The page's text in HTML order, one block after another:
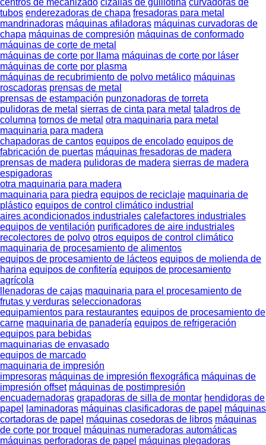
tubos enderezadoras de chapa fresadoras para metal
mandrinadoras máquinas afiladoras máquinas curvadoras de
chapa máquinas de compresión máquinas de conformado
máquinas de corte de metal
máquinas de corte por llama máquinas de corte por láser
máquinas de corte por plasma
máquinas de recubrimiento de polvo metálico máquinas
roscadoras prensas de metal
prensas de estampación punzonadoras de torreta
pulidoras de metal sierras de cinta para metal taladros de
columna tornos de metal otra maquinaria para metal
maquinaria para madera
chapadoras de cantos equipos de encolado equipos de
fabricación de puertas máquinas fresadoras de madera
prensas de madera pulidoras de madera sierras de madera
espigadoras
otra maquinaria para madera
maquinaria para piedra equipos de reciclaje maquinaria de
plástico equipos de control climático industrial
aires acondicionados industriales calefactores industriales
equipos de ventilación purificadores de aire industriales
recolectores de polvo otros equipos de control climático
maquinaria de procesamiento de alimentos
equipos de procesamiento de lácteos equipos de molienda de
harina equipos de confitería equipos de procesamiento
agrícola
llenadoras de cajas maquinaria para el procesamiento de
frutas y verduras seleccionadoras
equipamientos para restaurantes equipos de procesamiento de
carne maquinaria de panadería equipos de refrigeración
equipos para bebidas
maquinarias de envasado
equipos de marcado
maquinaria de impresión
impresoras máquinas de impresión flexográfica máquinas de
impresión offset máquinas de postimpresión
encuadernadoras grapadoras de silla de montar hendidoras de
papel
laminadoras máquinas clasificadoras de papel máquinas
cortadoras de papel máquinas cosedoras de libros máquinas
de corte por troquel máquinas numeradoras automáticas
máquinas perforadoras de papel máquinas plegadoras